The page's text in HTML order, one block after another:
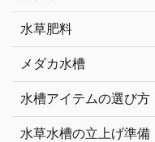
水草肥料
メダカ水槽
水槽アイテムの選び方
水草水槽の立上げ準備